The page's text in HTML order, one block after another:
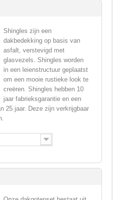
Shingles zijn een
dakbedekking op basis van
asfalt, verstevigd met
glasvezels. Shingles worden
in een leienstructuur geplaatst
om een mooie rustieke look te
creëren. Shingles hebben 10
jaar fabrieksgarantie en een
25 jaar. Deze zijn verkrijgbaar